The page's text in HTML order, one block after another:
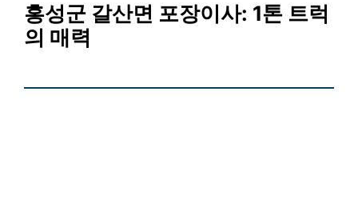
홍성군 갈산면 포장이사: 1톤 트럭
의 매력